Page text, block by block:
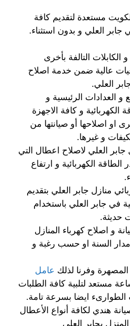
مستعدة لتقديم كافة
جابر العلي و بدون استثناء.
الكابلات التالفة بأخرى
عالية ضمن خدمة اصلاح
العلي.
و العدادات الرئيسية و
الكهربائية و كافة الاجهزة
او اصلاحها أو صيانتها من
و غيرها.
جابر العلي لاصلاح اعطال التي
الكهربائية و ارتفاع
منازل جابر العلي بتقديم
في جابر العلي باستخدام
حديثة.
و اصلاح كهرباء المنازل
السنة او حسب رغبة و
المصهرة وفرنا لذلك عامل
ساعة مستعد لتلبية كافة الطلبات
ايضا بسرعة تامة.
هندي لكافة أنواع الأعطال
بجابر العلي